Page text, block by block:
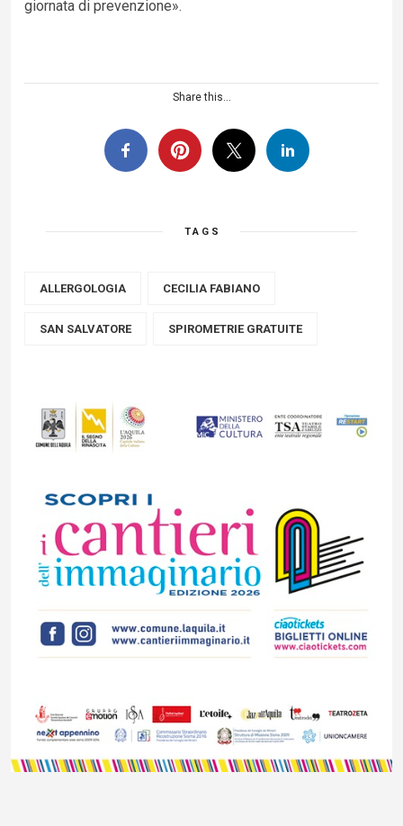
giornata di prevenzione».
Share this...
TAGS
ALLERGOLOGIA CECILIA FABIANO
SAN SALVATORE SPIROMETRIE GRATUITE